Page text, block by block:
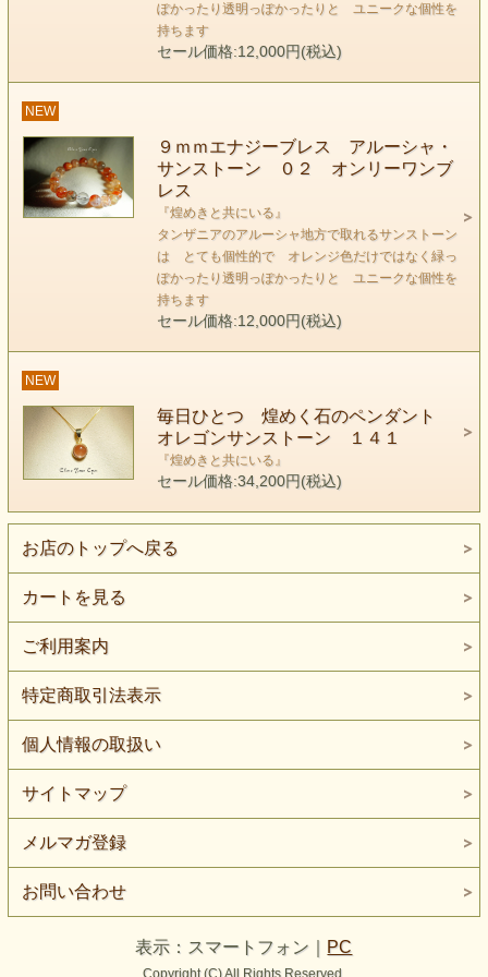
感情の活性化を促してくれる石です。
サンストーンに惹かれたあなたは、いつもの元気がな
かったり、
疲れが溜まっていたりしませんか？
他の石でその原因を探り、癒す事が出来たら、
サンストーンの持つ太陽の生命力で元気を取り戻しま
しょう。
ハイパーエナジーブレスレットについて
日長石
keyword （感情の活性化）
いつも元気なあなたが
太陽センターは人間の活力の元を作り出します。
サンストーンに惹かれるときは、
そのセンターにエネルギーが充分に
流れていないことを意味します。
ぽかったり透明っぽかったりと ユニークな個性を
持ちます
セール価格:12,000円(税込)
NEW
９ｍｍエナジーブレス アルーシャ・
サンストーン ０２ オンリーワンブ
レス
『煌めきと共にいる』
タンザニアのアルーシャ地方で取れるサンストーン
は とても個性的で オレンジ色だけではなく緑っ
ぽかったり透明っぽかったりと ユニークな個性を
持ちます
セール価格:12,000円(税込)
NEW
毎日ひとつ 煌めく石のペンダント
オレゴンサンストーン １４１
『煌めきと共にいる』
セール価格:34,200円(税込)
お店のトップへ戻る
カートを見る
ご利用案内
特定商取引法表示
個人情報の取扱い
サイトマップ
メルマガ登録
お問い合わせ
表示：スマートフォン｜ PC
Copyright (C) All Rights Reserved.